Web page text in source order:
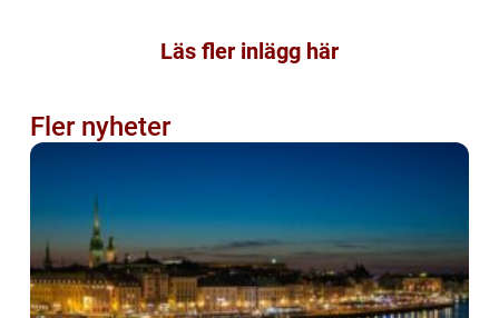
Läs fler inlägg här
Fler nyheter